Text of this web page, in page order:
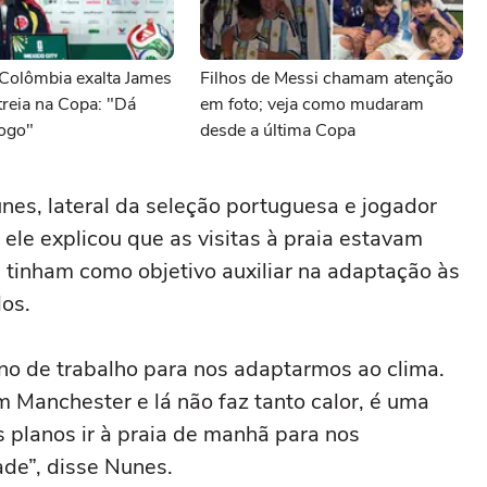
exalta James
na Copa: "Dá
Filhos de Messi chamam atenção
em foto; veja como mudaram
desde a última Copa
lateral da seleção portuguesa e jogador
explicou que as visitas à praia estavam
como objetivo auxiliar na adaptação às
de trabalho para nos adaptarmos ao clima.
Manchester e lá não faz tanto calor, é uma
ir à praia de manhã para nos
disse Nunes.